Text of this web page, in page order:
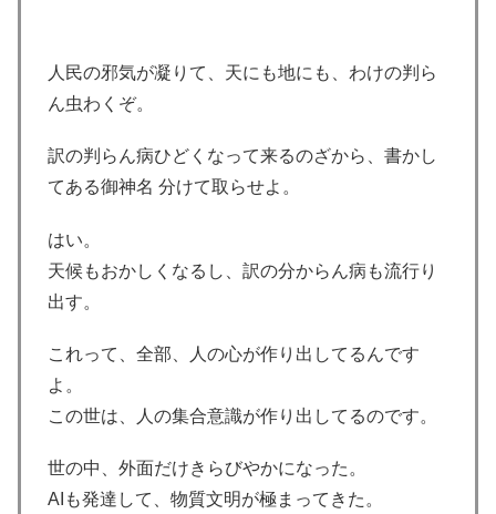
人民の邪気が凝りて、天にも地にも、わけの判ら
ん虫わくぞ。
訳の判らん病ひどくなって来るのざから、書かし
てある御神名 分けて取らせよ。
はい。
天候もおかしくなるし、訳の分からん病も流行り
出す。
これって、全部、人の心が作り出してるんです
よ。
この世は、人の集合意識が作り出してるのです。
世の中、外面だけきらびやかになった。
AIも発達して、物質文明が極まってきた。